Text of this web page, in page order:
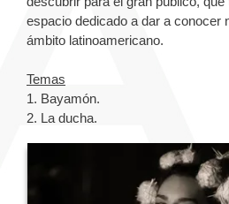
espacio dedicado a dar a conocer
ámbito latinoamericano.
Temas
1. Bayamón.
2. La ducha.